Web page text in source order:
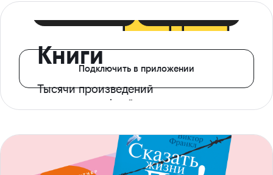
Книги
Тысячи произведений
с доступом офлайн
Подключить в приложении